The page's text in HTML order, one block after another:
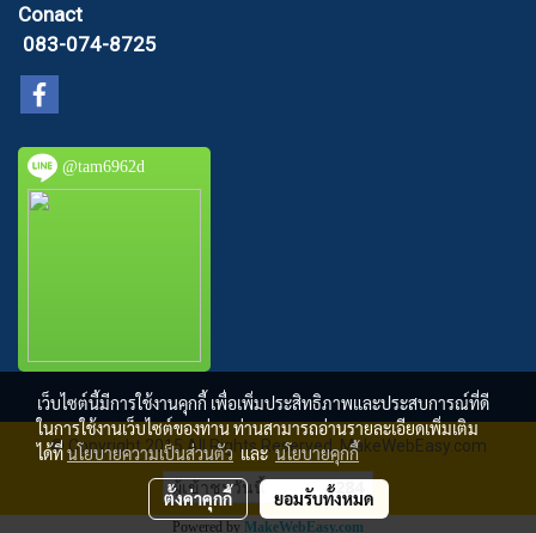
Conact
083-074-8725
@tam6962d
© Copyright 2015 All Rights Reserved. MakeWebEasy.com
ผู้เข้าชมวันนี้ 284
Powered by MakeWebEasy.com
เว็บไซต์นี้มีการใช้งานคุกกี้ เพื่อเพิ่มประสิทธิภาพและประสบการณ์ที่ดี
ในการใช้งานเว็บไซต์ของท่าน ท่านสามารถอ่านรายละเอียดเพิ่มเติม
ได้ที่นโยบายความเป็นส่วนตัวและนโยบายคุกกี้
ตั้งค่าคุกกี้ ยอมรับทั้งหมด